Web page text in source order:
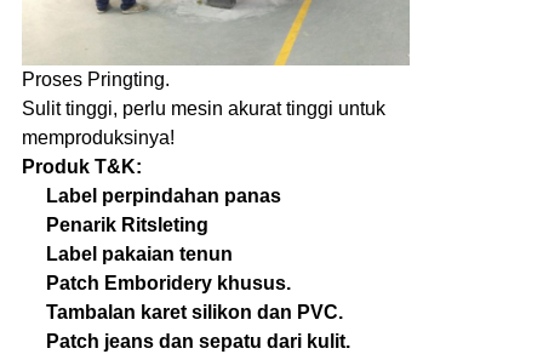
Proses Pringting.
Sulit tinggi, perlu mesin akurat tinggi untuk
memproduksinya!
Produk T&K:
Label perpindahan panas
Penarik Ritsleting
Label pakaian tenun
Patch Emboridery khusus.
Tambalan karet silikon dan PVC.
Patch jeans dan sepatu dari kulit.